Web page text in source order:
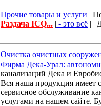
Прочие товары и услуги |
Раздача ICQ... | - это всё | |
Очистка очистных
Фирма Дека-Урал:
канализаций Дека и
Вся наша продукция имеет
сервисное обслуживание
услугами на нашем сайте.